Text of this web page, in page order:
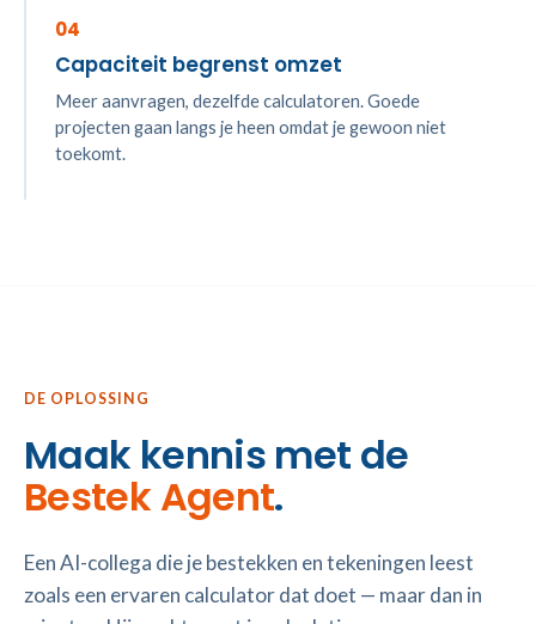
04
Capaciteit begrenst omzet
Meer aanvragen, dezelfde calculatoren. Goede
projecten gaan langs je heen omdat je gewoon niet
toekomt.
DE OPLOSSING
Maak kennis met de
Bestek Agent.
Een AI-collega die je bestekken en tekeningen leest
zoals een ervaren calculator dat doet — maar dan in